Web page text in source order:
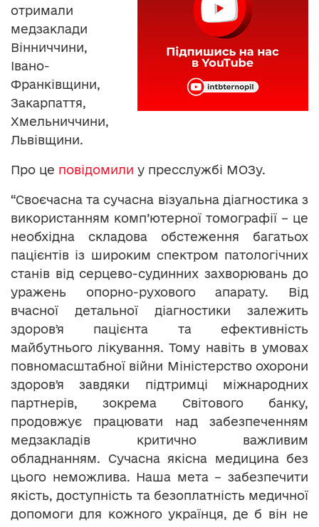
отримали
медзаклади
Вінниччини,
Івано-
Франківщини,
Закарпаття,
Хмельниччини,
Львівщини.
Про це повідомили у пресслужбі МОЗу.
“Своєчасна та сучасна візуальна діагностика з
використанням комп’ютерної томографії – це
необхідна складова обстеження багатьох
пацієнтів із широким спектром патологічних
станів від серцево-судинних захворювань до
уражень опорно-рухового апарату. Від
вчасної детальної діагностики залежить
здоровʼя пацієнта та ефективність
майбутнього лікування. Тому навіть в умовах
повномасштабної війни Міністерство охорони
здоровʼя завдяки підтримці міжнародних
партнерів, зокрема Світового банку,
продовжує працювати над забезпеченням
медзакладів критично важливим
обладнанням. Сучасна якісна медицина без
цього неможлива. Наша мета – забезпечити
якість, доступність та безоплатність медичної
допомоги для кожного українця, де б він не